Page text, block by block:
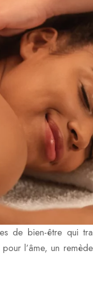
de bien-être qui
l’âme, un